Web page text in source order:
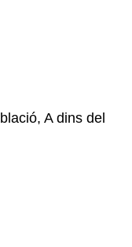
A dins del